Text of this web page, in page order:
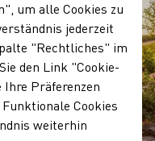
um alle Cookies zu
jederzeit
"Rechtliches" im
den Link "Cookie-
Präferenzen
Cookies
weiterhin